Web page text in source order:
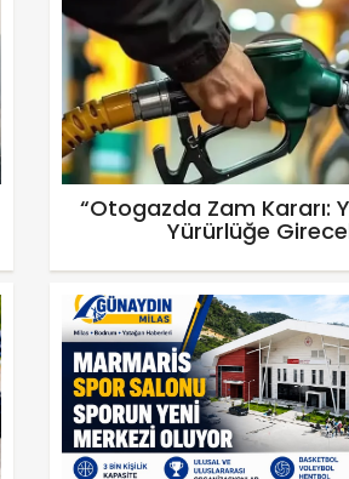
“Otogazda Zam Kararı:
Yürürlüğe